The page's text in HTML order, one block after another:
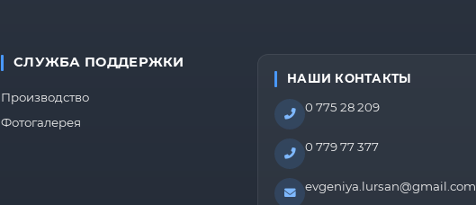
СЛУЖБА ПОДДЕРЖКИ
Производство
Фотогалерея
НАШИ КОНТАКТЫ
0 775 28 209
0 779 77 377
evgeniya.lursan@gmail.com